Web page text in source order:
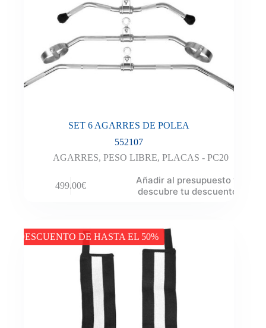
SET 6 AGARRES DE POLEA
552107
AGARRES,PESO LIBRE,PLACAS - PC20
499.00€
Añadir al presupuesto y
descubre tu descuento
DESCUENTO DE HASTA EL 50%